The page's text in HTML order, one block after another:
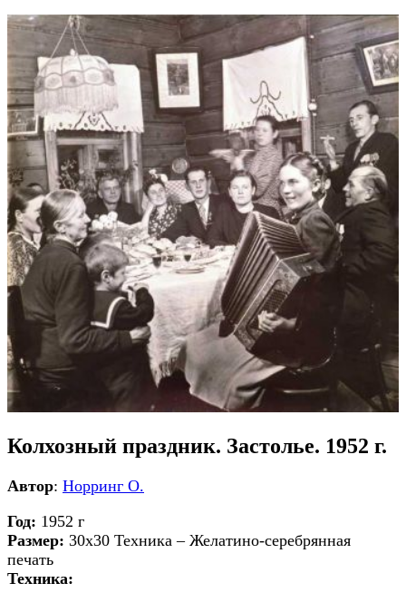
Колхозный праздник. Застолье. 1952 г.
Автор: Норринг О.
Год: 1952 г
Размер: 30х30 Техника – Желатино-серебрянная
печать
Техника: